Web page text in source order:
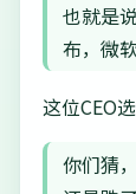
也就是
布，微
这位CEO
你们猜